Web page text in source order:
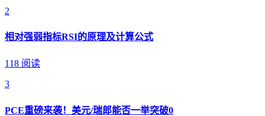
2
相对强弱指标RSI的原理及计算公式
118 阅读
3
PCE重磅来袭！美元/瑞郎能否一举突破0